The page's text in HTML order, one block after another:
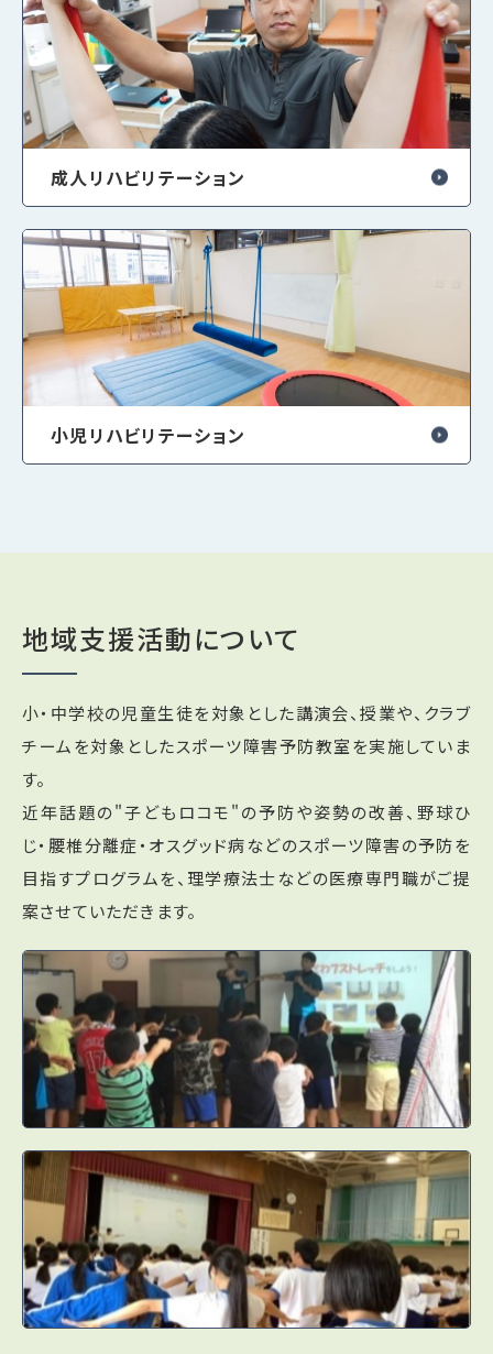
成人リハビリテーション
小児リハビリテーション
地域支援活動について
小・中学校の児童生徒を対象とした講演会、授業や、クラブ
チームを対象としたスポーツ障害予防教室を実施していま
す。
近年話題の"子どもロコモ"の予防や姿勢の改善、野球ひ
じ・腰椎分離症・オスグッド病などのスポーツ障害の予防を
目指すプログラムを、理学療法士などの医療専門職がご提
案させていただきます。